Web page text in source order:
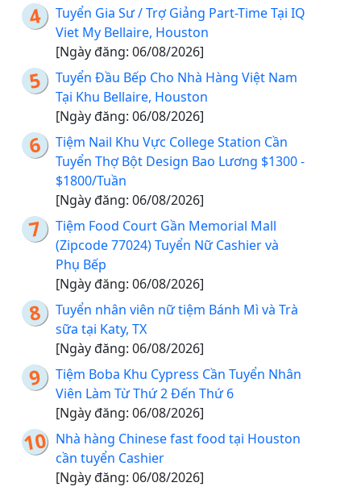
Tuyển Gia Sư / Trợ Giảng Part-Time Tại IQ
Viet My Bellaire, Houston
[Ngày đăng: 06/08/2026]
Tuyển Đầu Bếp Cho Nhà Hàng Việt Nam
Tại Khu Bellaire, Houston
[Ngày đăng: 06/08/2026]
Tiệm Nail Khu Vực College Station Cần
Tuyển Thợ Bột Design Bao Lương $1300 -
$1800/Tuần
[Ngày đăng: 06/08/2026]
Tiệm Food Court Gần Memorial Mall
(Zipcode 77024) Tuyển Nữ Cashier và
Phụ Bếp
[Ngày đăng: 06/08/2026]
Tuyển nhân viên nữ tiệm Bánh Mì và Trà
sữa tại Katy, TX
[Ngày đăng: 06/08/2026]
Tiệm Boba Khu Cypress Cần Tuyển Nhân
Viên Làm Từ Thứ 2 Đến Thứ 6
[Ngày đăng: 06/08/2026]
Nhà hàng Chinese fast food tại Houston
cần tuyển Cashier
[Ngày đăng: 06/08/2026]